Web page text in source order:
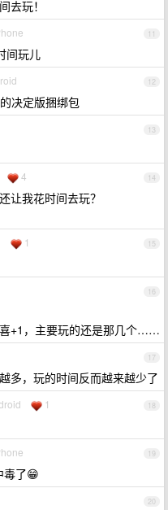
去玩！
11
间玩儿
12
决定版捆绑包
13
14
4
让我花时间去玩？
15
1
16
+1，主要玩的还是那几个……
17
多，玩的时间反而越来越少了
18
1
19
毒了😁
20